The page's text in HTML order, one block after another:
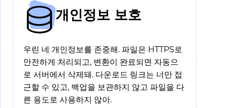
개인정보 보호
우린 네 개인정보를 존중해. 파일은 HTTPS로
안전하게 처리되고, 변환이 완료되면 자동으
로 서버에서 삭제돼. 다운로드 링크는 너만 접
근할 수 있고, 백업을 보관하지 않고 파일을 다
른 용도로 사용하지 않아.